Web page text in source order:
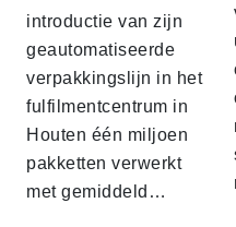
introductie van zijn
geautomatiseerde
verpakkingslijn in het
fulfilmentcentrum in
Houten één miljoen
pakketten verwerkt
met gemiddeld…